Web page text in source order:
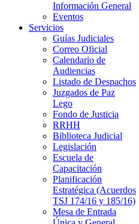
Información General
Eventos
Servicios
Guías Judiciales
Correo Oficial
Calendario de
Audiencias
Listado de Despachos
Juzgados de Paz
Lego
Fondo de Justicia
RRHH
Biblioteca Judicial
Legislación
Escuela de
Capacitación
Planificación
Estratégica (Acuerdos
TSJ 174/16 y 185/16)
Mesa de Entrada